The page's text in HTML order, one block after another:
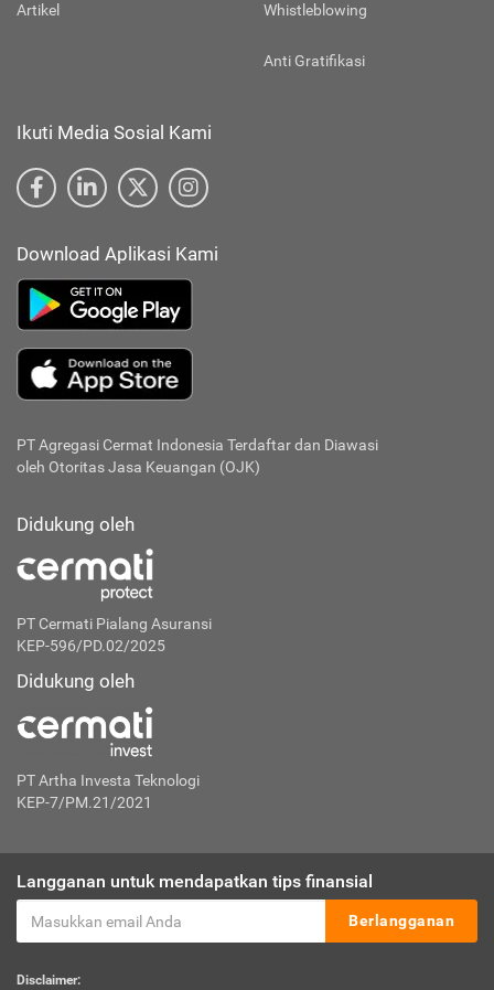
Artikel Whistleblowing
Anti Gratifikasi
Ikuti Media Sosial Kami
Download Aplikasi Kami
PT Agregasi Cermat Indonesia Terdaftar dan Diawasi
oleh Otoritas Jasa Keuangan (OJK)
Didukung oleh
PT Cermati Pialang Asuransi
KEP-596/PD.02/2025
Didukung oleh
PT Artha Investa Teknologi
KEP-7/PM.21/2021
Langganan untuk mendapatkan tips finansial
Berlangganan
Disclaimer: